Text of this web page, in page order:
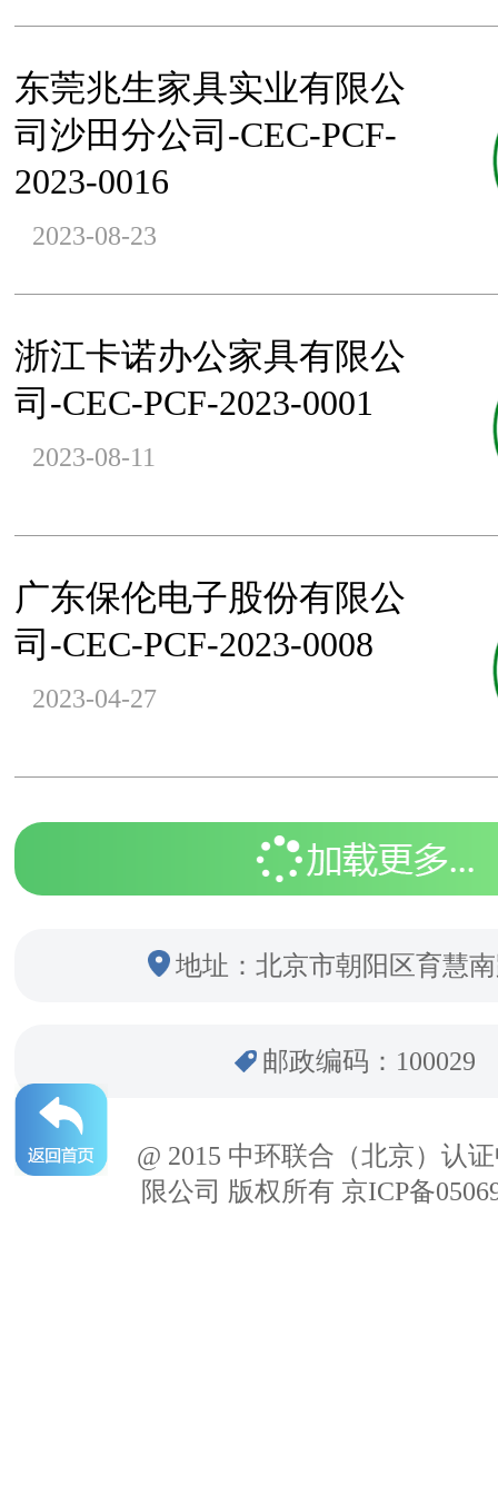
东莞兆生家具实业有限公
司沙田分公司-CEC-PCF-
2023-0016
2023-08-23
浙江卡诺办公家具有限公
司-CEC-PCF-2023-0001
2023-08-11
广东保伦电子股份有限公
司-CEC-PCF-2023-0008
2023-04-27
地址：北京市朝阳区育慧
邮政编码：100029
@ 2015 中环联合（北京）认
限公司 版权所有 京ICP备